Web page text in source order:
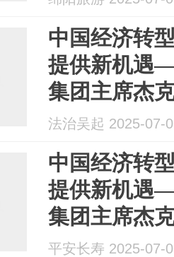
中国经济转
提供新机遇
集团主席杰
法治吴起 2025-07-
中国经济转
提供新机遇
集团主席杰
平安长寿 2025-07-